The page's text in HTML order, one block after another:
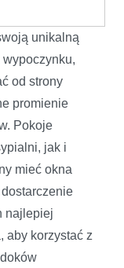
unikalną
od strony
promienie
Pokoje
jak i
mieć okna
najlepiej
aby korzystać z